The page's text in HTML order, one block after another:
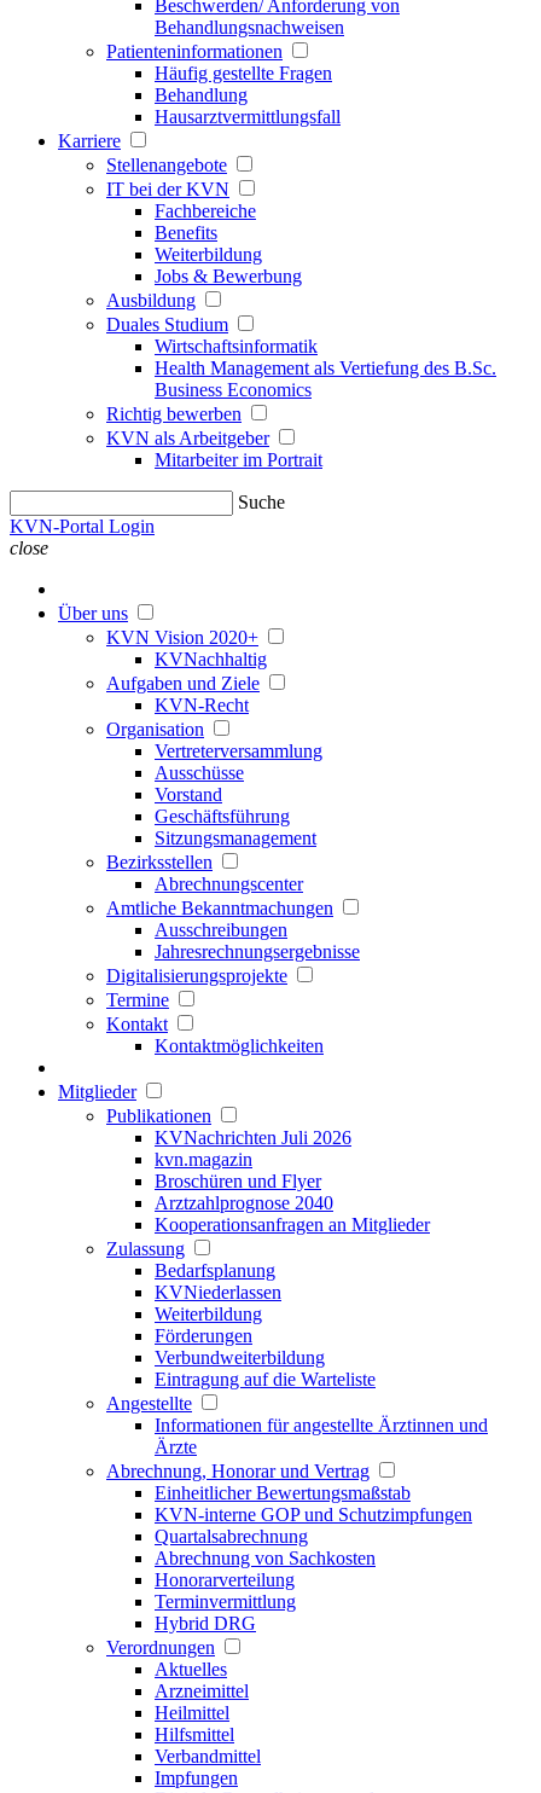
Beschwerden/ Anforderung von
Behandlungsnachweisen
Patienteninformationen
Häufig gestellte Fragen
Behandlung
Hausarztvermittlungsfall
Karriere
Stellenangebote
IT bei der KVN
Fachbereiche
Benefits
Weiterbildung
Jobs & Bewerbung
Ausbildung
Duales Studium
Wirtschaftsinformatik
Health Management als Vertiefung des B.Sc.
Business Economics
Richtig bewerben
KVN als Arbeitgeber
Mitarbeiter im Portrait
Suche
KVN-Portal Login
close
Über uns
KVN Vision 2020+
KVNachhaltig
Aufgaben und Ziele
KVN-Recht
Organisation
Vertreterversammlung
Ausschüsse
Vorstand
Geschäftsführung
Sitzungsmanagement
Bezirksstellen
Abrechnungscenter
Amtliche Bekanntmachungen
Ausschreibungen
Jahresrechnungsergebnisse
Digitalisierungsprojekte
Termine
Kontakt
Kontaktmöglichkeiten
Mitglieder
Publikationen
KVNachrichten Juli 2026
kvn.magazin
Broschüren und Flyer
Arztzahlprognose 2040
Kooperationsanfragen an Mitglieder
Zulassung
Bedarfsplanung
KVNiederlassen
Weiterbildung
Förderungen
Verbundweiterbildung
Eintragung auf die Warteliste
Angestellte
Informationen für angestellte Ärztinnen und
Ärzte
Abrechnung, Honorar und Vertrag
Einheitlicher Bewertungsmaßstab
KVN-interne GOP und Schutzimpfungen
Quartalsabrechnung
Abrechnung von Sachkosten
Honorarverteilung
Terminvermittlung
Hybrid DRG
Verordnungen
Aktuelles
Arzneimittel
Heilmittel
Hilfsmittel
Verbandmittel
Impfungen